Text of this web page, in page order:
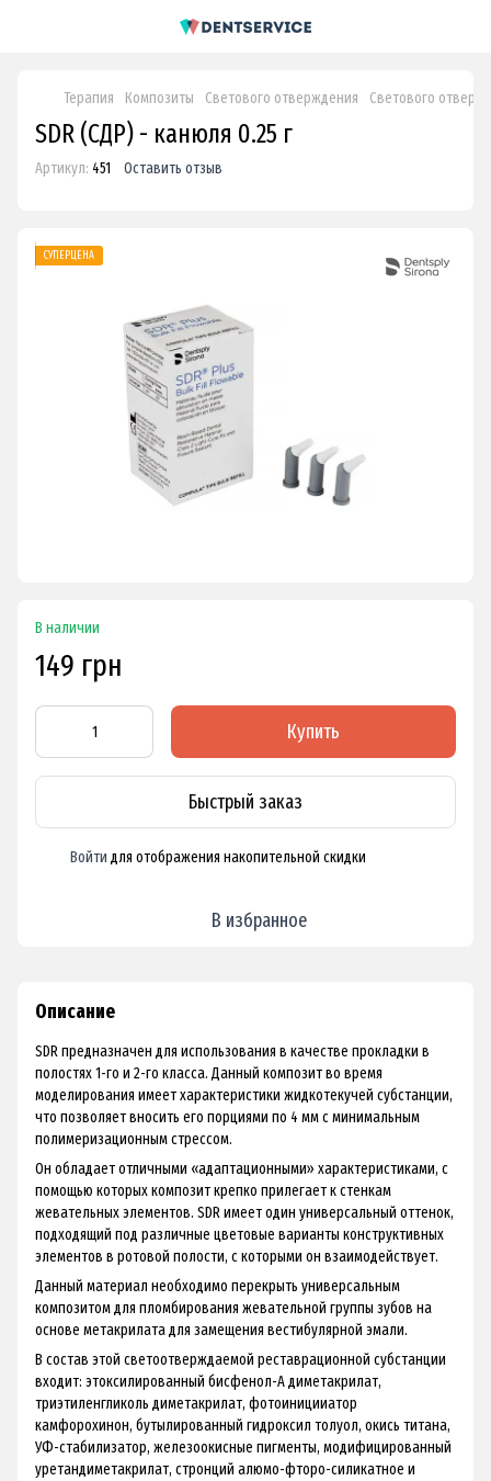
Терапия Композиты Светового отверждения Светового
SDR (СДР) - канюля 0.25 г
Артикул: 451 Оставить отзыв
СУПЕРЦЕНА
В наличии
149 грн
Купить
Быстрый заказ
Войти для отображения накопительной скидки
В избранное
Описание
SDR предназначен для использования в качестве прокладки в
полостях 1-го и 2-го класса. Данный композит во время
моделирования имеет характеристики жидкотекучей субстанции,
что позволяет вносить его порциями по 4 мм с минимальным
полимеризационным стрессом.
Он обладает отличными «адаптационными» характеристиками, с
помощью которых композит крепко прилегает к стенкам
жевательных элементов. SDR имеет один универсальный оттенок,
подходящий под различные цветовые варианты конструктивных
элементов в ротовой полости, с которыми он взаимодействует.
Данный материал необходимо перекрыть универсальным
композитом для пломбирования жевательной группы зубов на
основе метакрилата для замещения вестибулярной эмали.
В состав этой светоотверждаемой реставрационной субстанции
входит: этоксилированный бисфенол-А диметакрилат,
триэтиленгликоль диметакрилат, фотоиницииатор
камфорохинон, бутылированный гидроксил толуол, окись титана,
УФ-стабилизатор, железоокисные пигменты, модифицированный
уретандиметакрилат, стронций алюмо-фторо-силикатное и